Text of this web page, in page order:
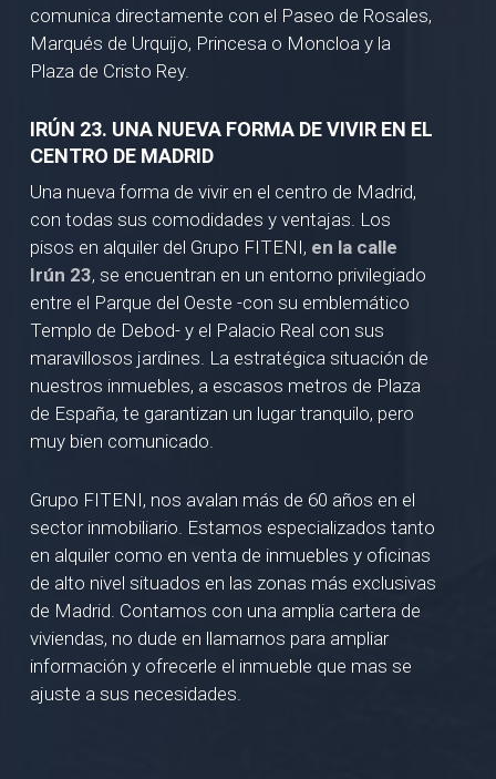
comunica directamente con el Paseo de Rosales,
Marqués de Urquijo, Princesa o Moncloa y la
Plaza de Cristo Rey.
IRÚN 23. UNA NUEVA FORMA DE VIVIR EN EL
CENTRO DE MADRID
Una nueva forma de vivir en el centro de Madrid,
con todas sus comodidades y ventajas. Los
pisos en alquiler del Grupo FITENI, en la calle
Irún 23, se encuentran en un entorno privilegiado
entre el Parque del Oeste -con su emblemático
Templo de Debod- y el Palacio Real con sus
maravillosos jardines. La estratégica situación de
nuestros inmuebles, a escasos metros de Plaza
de España, te garantizan un lugar tranquilo, pero
muy bien comunicado.
Grupo FITENI, nos avalan más de 60 años en el
sector inmobiliario. Estamos especializados tanto
en alquiler como en venta de inmuebles y oficinas
de alto nivel situados en las zonas más exclusivas
de Madrid. Contamos con una amplia cartera de
viviendas, no dude en llamarnos para ampliar
información y ofrecerle el inmueble que mas se
ajuste a sus necesidades.